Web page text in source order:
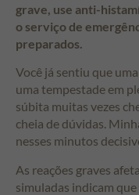
grave, use anti-
o serviço de
preparados.
Você já sentiu que
uma tempestade em
súbita muitas vezes
cheia de dúvidas.
nesses minutos
As reações graves
simuladas indicam que